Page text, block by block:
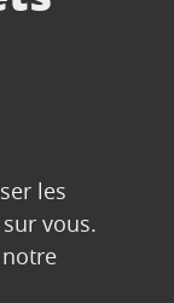
les
vous.
Jet
survoler les
Maritimes
de
le Var.